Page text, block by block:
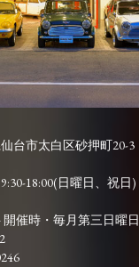
台市太白区砂押町20-3
18:00(日曜日、祝日)
催時・毎月第三日曜日